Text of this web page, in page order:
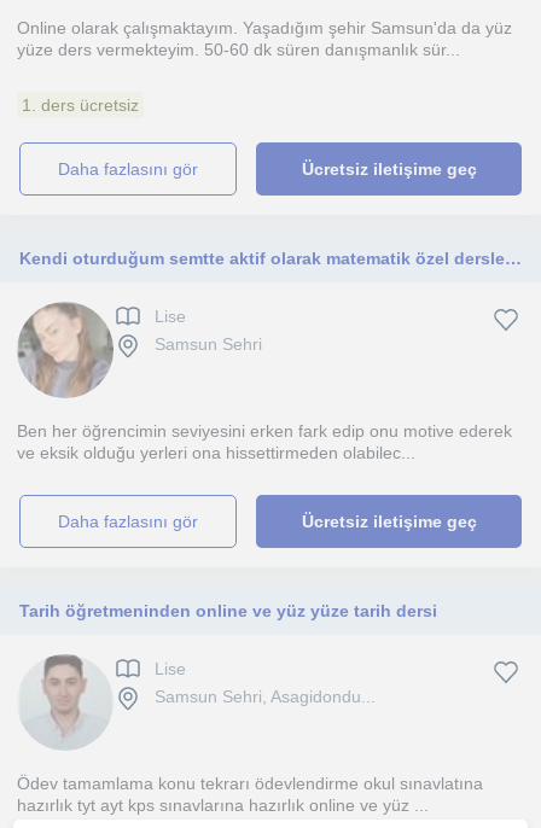
Online olarak çalışmaktayım. Yaşadığım şehir Samsun'da da yüz
yüze ders vermekteyim. 50-60 dk süren danışmanlık sür...
1. ders ücretsiz
daha fazlasını gör Ücretsiz iletişime geç
Kendi oturduğum semtte aktif olarak matematik özel dersleri vermekteyim. Öğrencilerim ilkokul, ortaokul seviyelerinde olmaktadır.
Lise
Samsun Sehri
Ben her öğrencimin seviyesini erken fark edip onu motive ederek
ve eksik olduğu yerleri ona hissettirmeden olabilec...
daha fazlasını gör Ücretsiz iletişime geç
Tarih öğretmeninden online ve yüz yüze tarih dersi
Lise
Samsun Sehri, Asagidondu...
Ödev tamamlama konu tekrarı ödevlendirme okul sınavlatına
hazırlık tyt ayt kps sınavlarına hazırlık online ve yüz ...